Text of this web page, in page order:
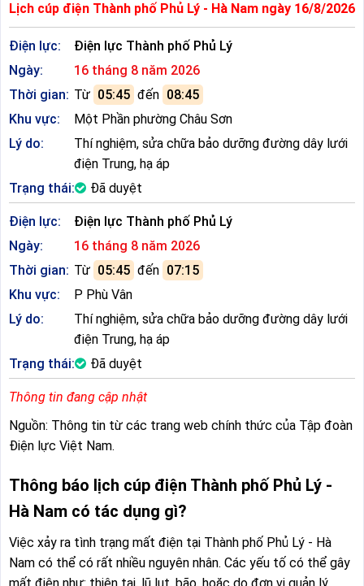
Lịch cúp điện Thành phố Phủ Lý - Hà Nam ngày 16/8/2026
Điện lực:
Điện lực Thành phố Phủ Lý
Ngày:
16 tháng 8 năm 2026
Thời gian: Từ 05:45 đến 08:45
Khu vực:
Một Phần phường Châu Sơn
Lý do:
Thí nghiệm, sửa chữa bảo dưỡng đường dây lưới
điện Trung, hạ áp
Trạng thái:
Đã duyệt
Điện lực:
Điện lực Thành phố Phủ Lý
Ngày:
16 tháng 8 năm 2026
Thời gian: Từ 05:45 đến 07:15
Khu vực:
P Phù Vân
Lý do:
Thí nghiệm, sửa chữa bảo dưỡng đường dây lưới
điện Trung, hạ áp
Trạng thái:
Đã duyệt
Thông tin đang cập nhật
Nguồn: Thông tin từ các trang web chính thức của Tập đoàn
Điện lực Việt Nam.
Thông báo lịch cúp điện Thành phố Phủ Lý -
Hà Nam có tác dụng gì?
Việc xảy ra tình trạng mất điện tại Thành phố Phủ Lý - Hà
Nam có thể có rất nhiều nguyên nhân. Các yếu tố có thể gây